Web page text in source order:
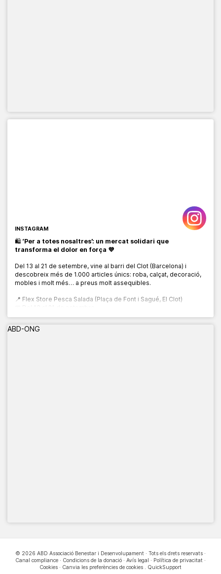
INSTAGRAM
🛍️ ‘Per a totes nosaltres’: un mercat solidari que
transforma el dolor en força 💜
Del 13 al 21 de setembre, vine al barri del Clot (Barcelona) i
descobreix més de 1.000 articles únics: roba, calçat, decoració,
mobles i molt més… a preus molt assequibles.
📍 Flex Store Pesca Salada (Plaça de Font i Sagué, El Clot)
🕙 De 10:00 a 20:00 h
ABD-ONG
© 2026 ABD Associació Benestar i Desenvolupament · Tots els drets reservats ·
Canal compliance · Condicions de la donació · Avís legal · Política de privacitat ·
Cookies · Canvia les preferències de cookies . QuickSupport